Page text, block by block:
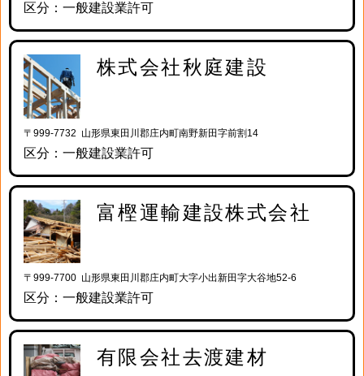
区分：一般建設業許可
株式会社秋庭建設
〒999-7732 山形県東田川郡庄内町南野新田字前割14
区分：一般建設業許可
富樫運輸建設株式会社
〒999-7700 山形県東田川郡庄内町大字小出新田字大谷地52-6
区分：一般建設業許可
有限会社去渡建材